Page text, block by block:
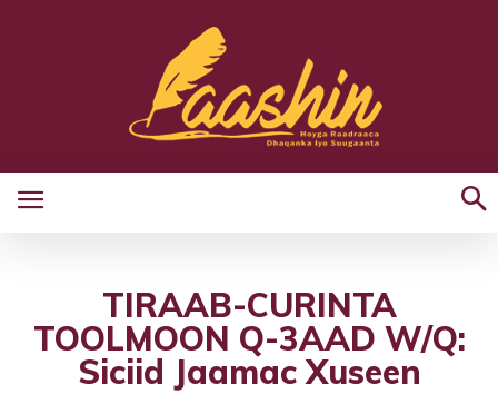
TIRAAB-CURINTA
TOOLMOON Q-3AAD W/Q:
Siciid Jaamac Xuseen